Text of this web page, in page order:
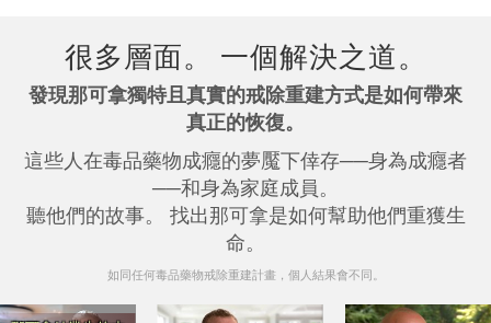
很多層面。 一個解決之道。
發現那可拿獨特且真實的戒除重建方式是如何帶來
真正的恢復。
這些人在毒品藥物成癮的夢魘下倖存──身為成癮者
──和身為家庭成員。
聽他們的故事。 找出那可拿是如何幫助他們重獲生
命。
如同任何毒品藥物戒除重建計畫，個人結果會不同。